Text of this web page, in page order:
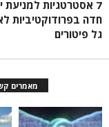
7 אסטרטגיות למניעת
חדה בפרודוקטיביות
גל פיטורים
מאמרים